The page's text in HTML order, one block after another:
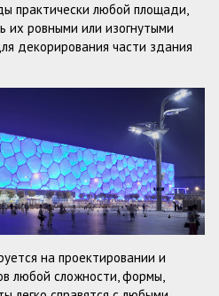
практически любой площади,
их ровными или изогнутыми
декорирования части здания
на проектировании и
любой сложности, формы,